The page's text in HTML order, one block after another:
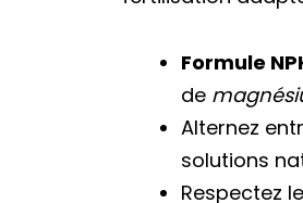
Formule
de
Alternez
solutions
Respectez le